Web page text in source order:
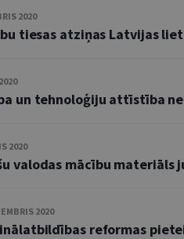
2020
tiesas atziņas Latvijas
un tehnoloģiju attīstība
2020
valodas mācību materiāls
2020
reformas